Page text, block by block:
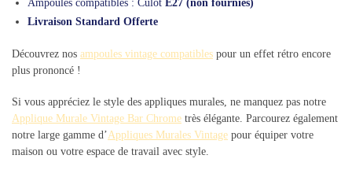
Ampoules compatibles : Culot E27 (non fournies)
Livraison Standard Offerte
Découvrez nos ampoules vintage compatibles pour un effet rétro encore
plus prononcé !
Si vous appréciez le style des appliques murales, ne manquez pas notre
Applique Murale Vintage Bar Chrome très élégante. Parcourez également
notre large gamme d’Appliques Murales Vintage pour équiper votre
maison ou votre espace de travail avec style.